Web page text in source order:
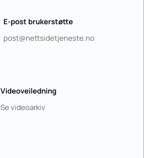
E-post brukerstøtte
post@nettsidetjeneste.no
Videoveiledning
Se videoarkiv